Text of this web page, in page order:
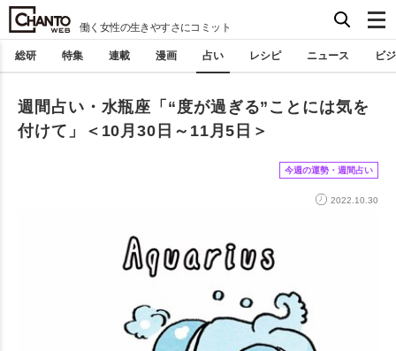
働く女性の生きやすさにコミット
総研 特集 連載 漫画 占い レシピ ニュース ビ
週間占い・水瓶座「“度が過ぎる”ことには気を
付けて」＜10月30日～11月5日＞
今週の運勢・週間占い
2022.10.30